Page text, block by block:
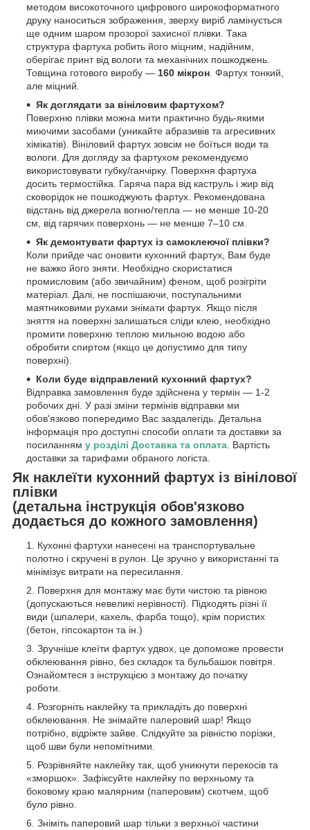
методом високоточного цифрового широкоформатного
друку наноситься зображення, зверху виріб ламінується
ще одним шаром прозорої захисної плівки. Така
структура фартуха робить його міцним, надійним,
оберігає принт від вологи та механічних пошкоджень.
Товщина готового виробу — 160 мікрон . Фартух тонкий,
але міцний.
Як доглядати за вініловим фартухом?
Поверхню плівки можна мити практично будь-якими
миючими засобами (уникайте абразивів та агресивних
хімікатів). Вініловий фартух зовсім не боїться води та
вологи. Для догляду за фартухом рекомендуємо
використовувати губку/ганчірку. Поверхня фартуха
досить термостійка. Гаряча пара від каструль і жир від
сковорідок не пошкоджують фартух. Рекомендована
відстань від джерела вогню/тепла — не менше 10-20
см, від гарячих поверхонь — не менше 7–10 см.
Як демонтувати фартух із самоклеючої плівки?
Коли прийде час оновити кухонний фартух, Вам буде
не важко його зняти. Необхідно скористатися
промисловим (або звичайним) феном, щоб розігріти
матеріал. Далі, не поспішаючи, поступальними
маятниковими рухами знімати фартух. Якщо після
зняття на поверхні залишаться сліди клею, необхідно
промити поверхню теплою мильною водою або
обробити спиртом (якщо це допустимо для типу
поверхні).
Коли буде відправлений кухонний фартух?
Відправка замовлення буде здійснена у термін — 1-2
робочих дні. У разі зміни термінів відправки ми
обов'язково попередимо Вас заздалегідь. Детальна
інформація про доступні способи оплати та доставки за
посиланням у розділі Доставка та оплата . Вартість
доставки за тарифами обраного логіста.
Як наклеїти кухонний фартух із вінілової
плівки
(детальна інструкція обов'язково
додається до кожного замовлення)
Кухонні фартухи нанесені на транспортувальне
полотно і скручені в рулон. Це зручно у використанні та
мінімізує витрати на пересилання.
Поверхня для монтажу має бути чистою та рівною
(допускаються невеликі нерівності). Підходять різні її
види (шпалери, кахель, фарба тощо), крім пористих
(бетон, гіпсокартон та ін.)
Зручніше клеїти фартух удвох, це допоможе провести
обклеювання рівно, без складок та бульбашок повітря.
Ознайомтеся з інструкцією з монтажу до початку
роботи.
Розгорніть наклейку та прикладіть до поверхні
обклеювання. Не знімайте паперовий шар! Якщо
потрібно, відріжте зайве. Слідкуйте за рівністю порізки,
щоб шви були непомітними.
Розрівняйте наклейку так, щоб уникнути перекосів та
«зморшок». Зафіксуйте наклейку по верхньому та
боковому краю малярним (паперовим) скотчем, щоб
було рівно.
Зніміть паперовий шар тільки з верхньої частини